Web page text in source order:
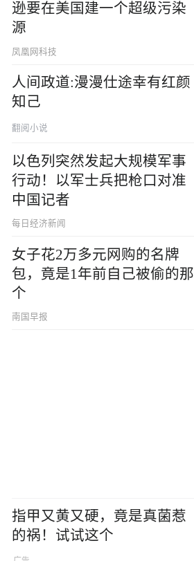
逊要在美国建一个超级污染
源
凤凰网科技
人间政道:漫漫仕途幸有红颜
知己
翻阅小说
以色列突然发起大规模军事
行动！以军士兵把枪口对准
中国记者
每日经济新闻
女子花2万多元网购的名牌
包，竟是1年前自己被偷的那
个
南国早报
指甲又黄又硬，竟是真菌惹
的祸！试试这个